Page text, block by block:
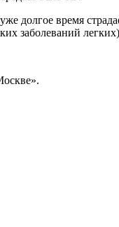
время
заболеваний